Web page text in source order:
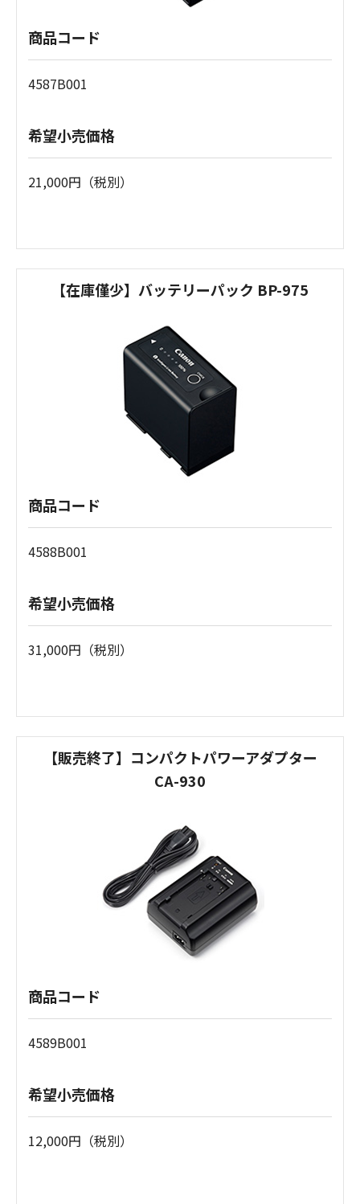
商品コード
4587B001
希望小売価格
21,000円（税別）
【在庫僅少】バッテリーパック BP-975
商品コード
4588B001
希望小売価格
31,000円（税別）
【販売終了】コンパクトパワーアダプター
CA-930
商品コード
4589B001
希望小売価格
12,000円（税別）